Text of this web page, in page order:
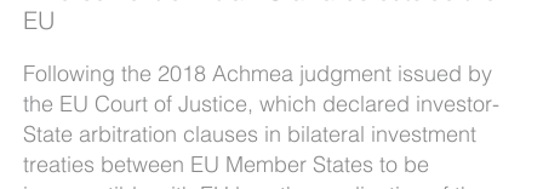
EU
Following the 2018 Achmea judgment issued by
the EU Court of Justice, which declared investor-
State arbitration clauses in bilateral investment
treaties between EU Member States to be